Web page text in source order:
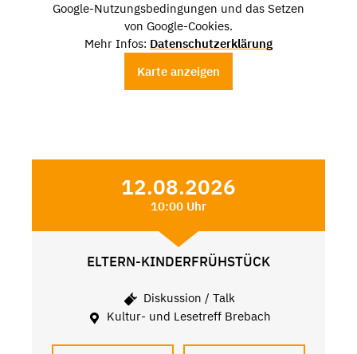
Google-Nutzungsbedingungen und das Setzen
von Google-Cookies.
Mehr Infos: Datenschutzerklärung
Karte anzeigen
12.08.2026
10:00 Uhr
ELTERN-KINDERFRÜHSTÜCK
Diskussion / Talk
Kultur- und Lesetreff Brebach